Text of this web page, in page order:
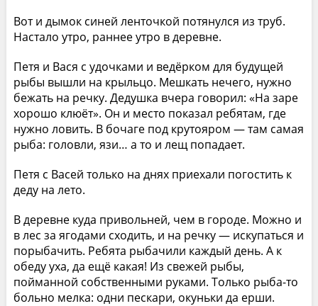
Вот и дымок синей ленточкой потянулся из труб.
Настало утро, раннее утро в деревне.
Петя и Вася с удочками и ведёрком для будущей
рыбы вышли на крыльцо. Мешкать нечего, нужно
бежать на речку. Дедушка вчера говорил: «На заре
хорошо клюёт». Он и место показал ребятам, где
нужно ловить. В бочаге под крутояром — там самая
рыба: головли, язи… а то и лещ попадает.
Петя с Васей только на днях приехали погостить к
деду на лето.
В деревне куда привольней, чем в городе. Можно и
в лес за ягодами сходить, и на речку — искупаться и
порыбачить. Ребята рыбачили каждый день. А к
обеду уха, да ещё какая! Из свежей рыбы,
пойманной собственными руками. Только рыба-то
больно мелка: одни пескари, окуньки да ерши.